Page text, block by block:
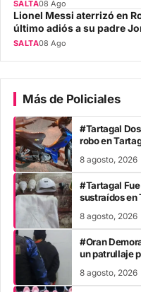
SALTA08 Ago
Lionel Messi aterrizó en
último adiós a su padre
SALTA08 Ago
Más de Policiales
#Tartagal
robo en
8 agosto, 2026
#Tartagal
sustraídos en
8 agosto, 2026
#Oran
un patrullaje
8 agosto, 2026